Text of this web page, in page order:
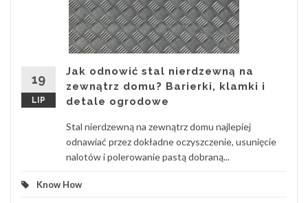
19
LIP
Jak odnowić stal nierdzewną na
zewnątrz domu? Barierki, klamki i
detale ogrodowe
Stal nierdzewną na zewnątrz domu najlepiej
odnawiać przez dokładne oczyszczenie, usunięcie
nalotów i polerowanie pastą dobraną...
Know How